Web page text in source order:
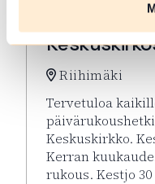
Kesän
Riihimäki
Tervetuloa
Keskuskirkko.
Kerran
rukous. Kestjo